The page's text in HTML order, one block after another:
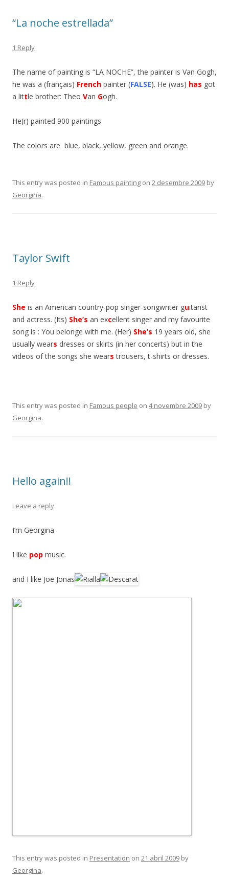
“La noche estrellada”
1 Reply
The name of painting is “LA NOCHE”, the painter is Van Gogh,
he was a (français) French painter (FALSE). He (was) has got
a little brother: Theo Van Gogh.
He(r) painted 900 paintings
The colors are blue, black, yellow, green and orange.
This entry was posted in Famous painting on 2 desembre 2009 by
Georgina.
Taylor Swift
1 Reply
She is an American country-pop singer-songwriter guitarist
and actress. (Its) She’s an excellent singer and my favourite
song is : You belonge with me. (Her) She’s 19 years old, she
usually wears dresses or skirts (in her concerts) but in the
videos of the songs she wears trousers, t-shirts or dresses.
This entry was posted in Famous people on 4 novembre 2009 by
Georgina.
Hello again!!
Leave a reply
I’m Georgina
I like pop music.
and I like Joe Jonas
This entry was posted in Presentation on 21 abril 2009 by
Georgina.